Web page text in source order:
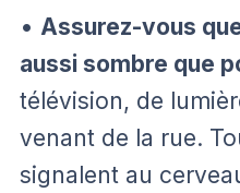
• Assurez-vous
aussi sombre que
télévision, de
venant de la rue.
signalent au